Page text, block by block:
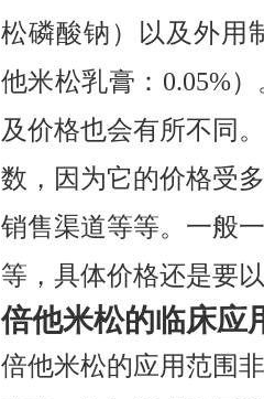
松磷酸钠）以及外用
他米松乳膏：0.05%
及价格也会有所不同
数，因为它的价格受
销售渠道等等。一般
等，具体价格还是要
倍他米松的临床应
倍他米松的应用范围